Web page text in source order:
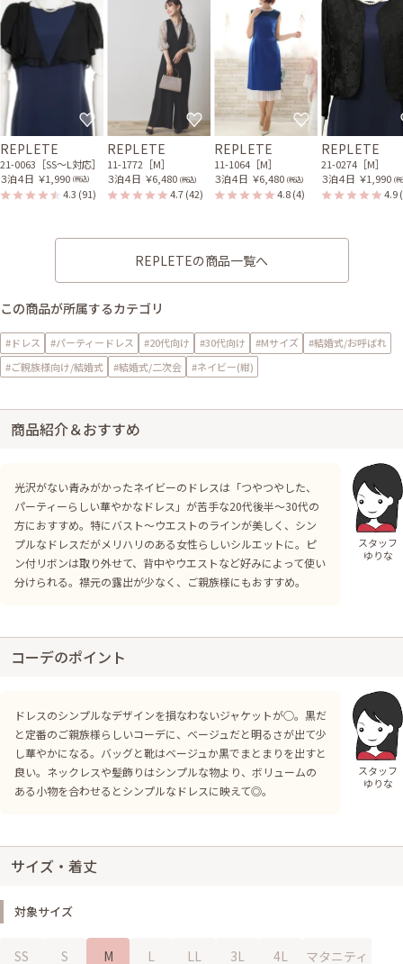
REPLETE
21-0063［SS〜L対応］
３泊４日 ￥1,990 (税込)
4.3 (91)
REPLETE
11-1772［M］
３泊４日 ￥6,480 (税込)
4.7(42)
REPLETE
11-1064［M］
３泊４日 ￥6,480 (税込)
4.8(4)
REPLETE
21-0274［M］
３泊４日 ￥1,990 (
4.9
REPLETEの商品一覧へ
この商品が所属するカテゴリ
#ドレス #パーティードレス #20代向け #30代向け #Mサイズ
#結婚式/お呼ばれ
#ご親族様向け/結婚式
#結婚式/二次会 #ネイビー(紺)
商品紹介＆おすすめ
光沢がない青みがかったネイビーのドレスは「つやつやした、
パーティーらしい華やかなドレス」が苦手な20代後半～30代の
方におすすめ。特にバスト～ウエストのラインが美しく、シン
プルなドレスだがメリハリのある女性らしいシルエットに。ピ
ン付リボンは取り外せて、背中やウエストなど好みによって使い
分けられる。襟元の露出が少なく、ご親族様にもおすすめ。
スタッフ
ゆりな
コーデのポイント
ドレスのシンプルなデザインを損なわないジャケットが○。黒だ
と定番のご親族様らしいコーデに、ベージュだと明るさが出て少
し華やかになる。バッグと靴はベージュか黒でまとまりを出すと
良い。ネックレスや髪飾りはシンプルな物より、ボリュームの
ある小物を合わせるとシンプルなドレスに映えて◎。
スタッフ
ゆりな
サイズ・着丈
対象サイズ
SS S M L LL 3L 4L マタニティ